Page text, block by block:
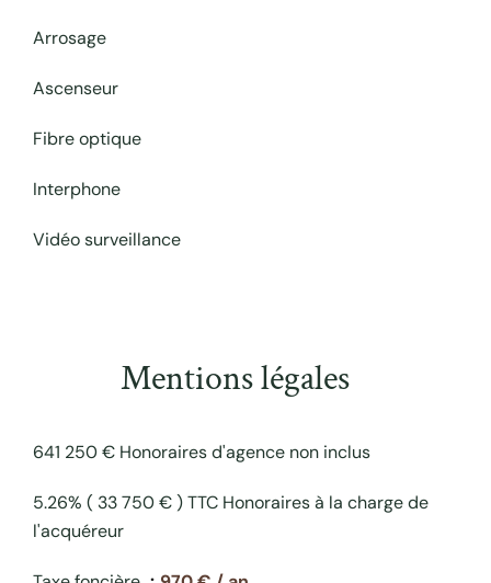
Arrosage
Ascenseur
Fibre optique
Interphone
Vidéo surveillance
Mentions légales
641 250 € Honoraires d'agence non inclus
5.26% ( 33 750 € ) TTC Honoraires à la charge de
l'acquéreur